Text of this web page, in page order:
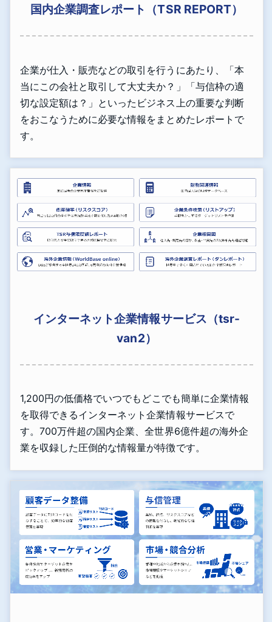
国内企業調査レポート（TSR REPORT）
企業が仕入・販売などの取引を行うにあたり、「本
当にこの会社と取引して大丈夫か？」「与信枠の適
切な設定額は？」といったビジネス上の重要な判断
をおこなうために必要な情報をまとめたレポートで
す。
インターネット企業情報サービス（tsr-
van2）
1,200円の低価格でいつでもどこでも簡単に企業情報
を取得できるインターネット企業情報サービスで
す。700万件超の国内企業、全世界6億件超の海外企
業を収録した圧倒的な情報量が特徴です。